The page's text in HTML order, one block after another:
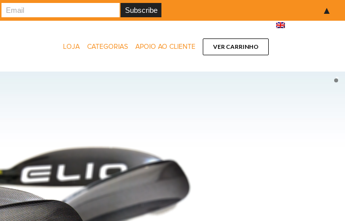
LOJA CATEGORIAS APOIO AO CLIENTE VER CARRINHO
▲